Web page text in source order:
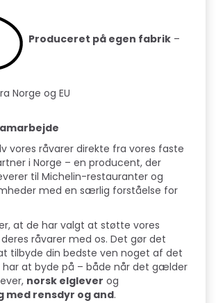
Produceret på egen fabrik –
Norge og EU
vores råvarer direkte fra vores faste
i Norge – en producent, der
til Michelin-restauranter og
med en særlig forståelse for
at de har valgt at støtte vores
råvarer med os. Det gør det
tilbyde din bedste ven noget af det
har at byde på – både når det gælder
norsk elglever og
med rensdyr og and.